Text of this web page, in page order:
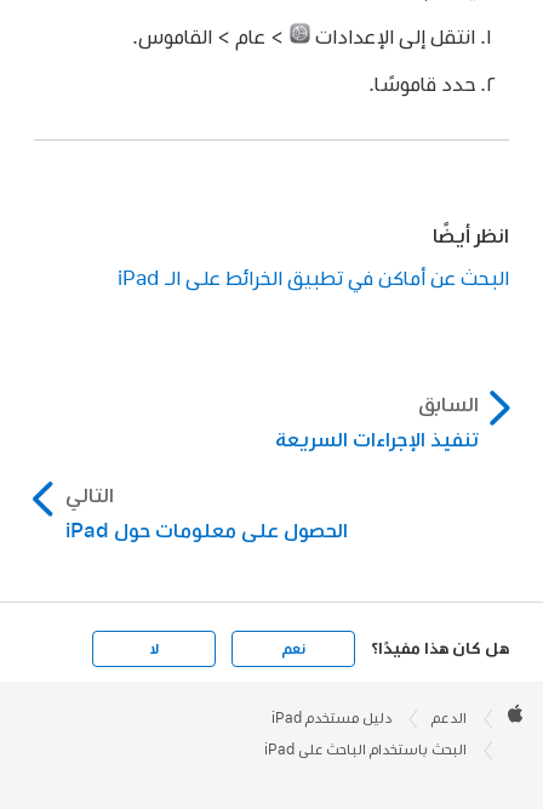
انتقل إلى الإعدادات > عام > القاموس.
حدد قاموسًا.
انظر أيضًا
البحث عن أماكن في تطبيق الخرائط على الـ iPad
السابق
تنفيذ الإجراءات السريعة
التالي
الحصول على معلومات حول iPad
هل كان هذا مفيدًا؟ نعم لا
Footer

الدعم دليل مستخدم iPad
البحث باستخدام الباحث على iPad